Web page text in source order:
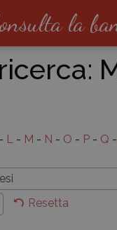
la
- L - M - N - O - P - Q -
Resetta